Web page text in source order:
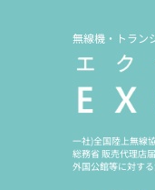
無線機・トラン
一社)全国陸上無線
総務省 販売代理店
外国公館等に対す